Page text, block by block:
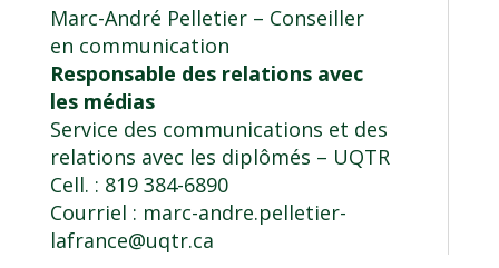
Marc-André Pelletier – Conseiller
en communication
Responsable des relations avec
les médias
Service des communications et des
relations avec les diplômés – UQTR
Cell. : 819 384-6890
Courriel : marc-andre.pelletier-
lafrance@uqtr.ca